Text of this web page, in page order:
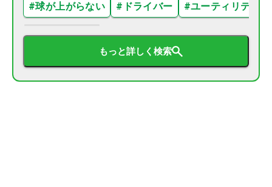
#球が上がらない # ドライバー #ユーティリティ
もっと詳しく検索